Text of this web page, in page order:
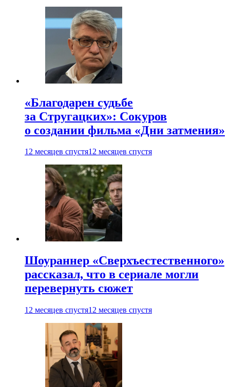
«Благодарен судьбе
за Стругацких»: Сокуров
о создании фильма «Дни затмения»
12 месяцев спустя12 месяцев спустя
Шоураннер «Сверхъестественного»
рассказал, что в сериале могли
перевернуть сюжет
12 месяцев спустя12 месяцев спустя